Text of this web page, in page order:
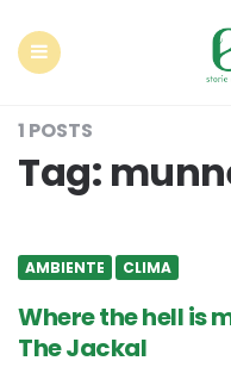
1 POSTS
Tag:
AMBIENTE CLIMA
Where the hell is
The Jackal